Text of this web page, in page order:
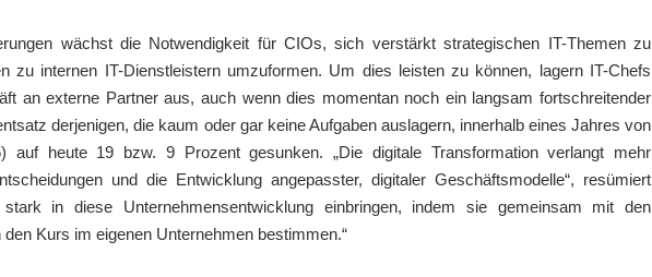
wächst die Notwendigkeit für CIOs, sich verstärkt strategischen IT-Themen zu
zu internen IT-Dienstleistern umzuformen. Um dies leisten zu können, lagern IT-Chefs
an externe Partner aus, auch wenn dies momentan noch ein langsam fortschreitender
derjenigen, die kaum oder gar keine Aufgaben auslagern, innerhalb eines Jahres von
auf heute 19 bzw. 9 Prozent gesunken. „Die digitale Transformation verlangt mehr
und die Entwicklung angepasster, digitaler Geschäftsmodelle“, resümiert
in diese Unternehmensentwicklung einbringen, indem sie gemeinsam mit den
Kurs im eigenen Unternehmen bestimmen.“